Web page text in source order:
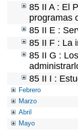
85 II A : El
programas
85 II E :
85 II F : La
85 II G :
85 II I :
Febrero
Marzo
Abril
Mayo